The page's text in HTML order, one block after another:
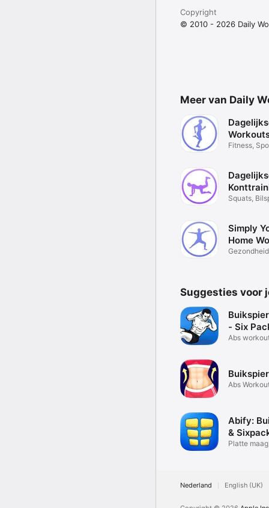
Copyright
© 2010 - 2026 Daily
Meer van Daily
Fitness,
Squats,
Simply
Home
Suggesties voor
- Six
Abs
Abs
Abify:
&
Platte
Nederland English (UK)